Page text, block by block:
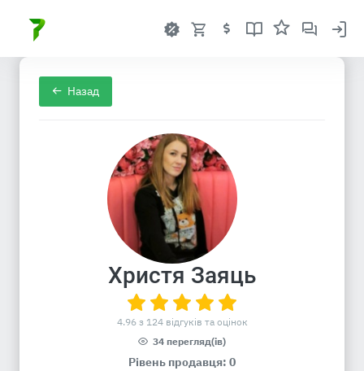
Назад
Христя Заяць
4.96 з 124 відгуків та оцінок
34 перегляд(ів)
Рівень продавця: 0